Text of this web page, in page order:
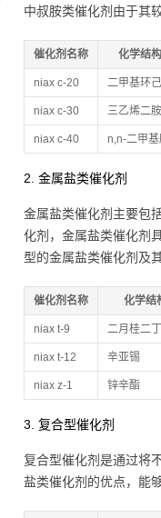
中叔胺类催化剂由于其
催化剂名称 化学结构
niax c-20 二甲基环
niax c-30 三乙烯二胺
niax c-40 n,n-二甲
2. 金属盐类催化剂
金属盐类催化剂主要包
化剂，金属盐类催化剂
型的金属盐类催化剂及
催化剂名称 化学结
niax t-9 二月桂二
niax t-12 辛亚锡
niax z-1 锌辛酯
3. 复合型催化剂
复合型催化剂是通过将
盐类催化剂的优点，能